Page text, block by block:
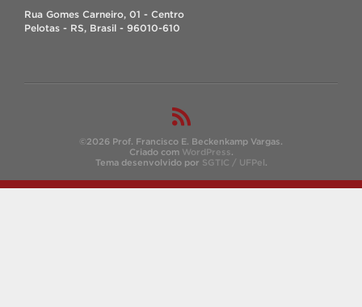
Rua Gomes Carneiro, 01 - Centro
Pelotas - RS, Brasil - 96010-610
©2026 Prof. Francisco E. Beckenkamp Vargas.
Criado com WordPress.
Tema desenvolvido por SGTIC / UFPel.